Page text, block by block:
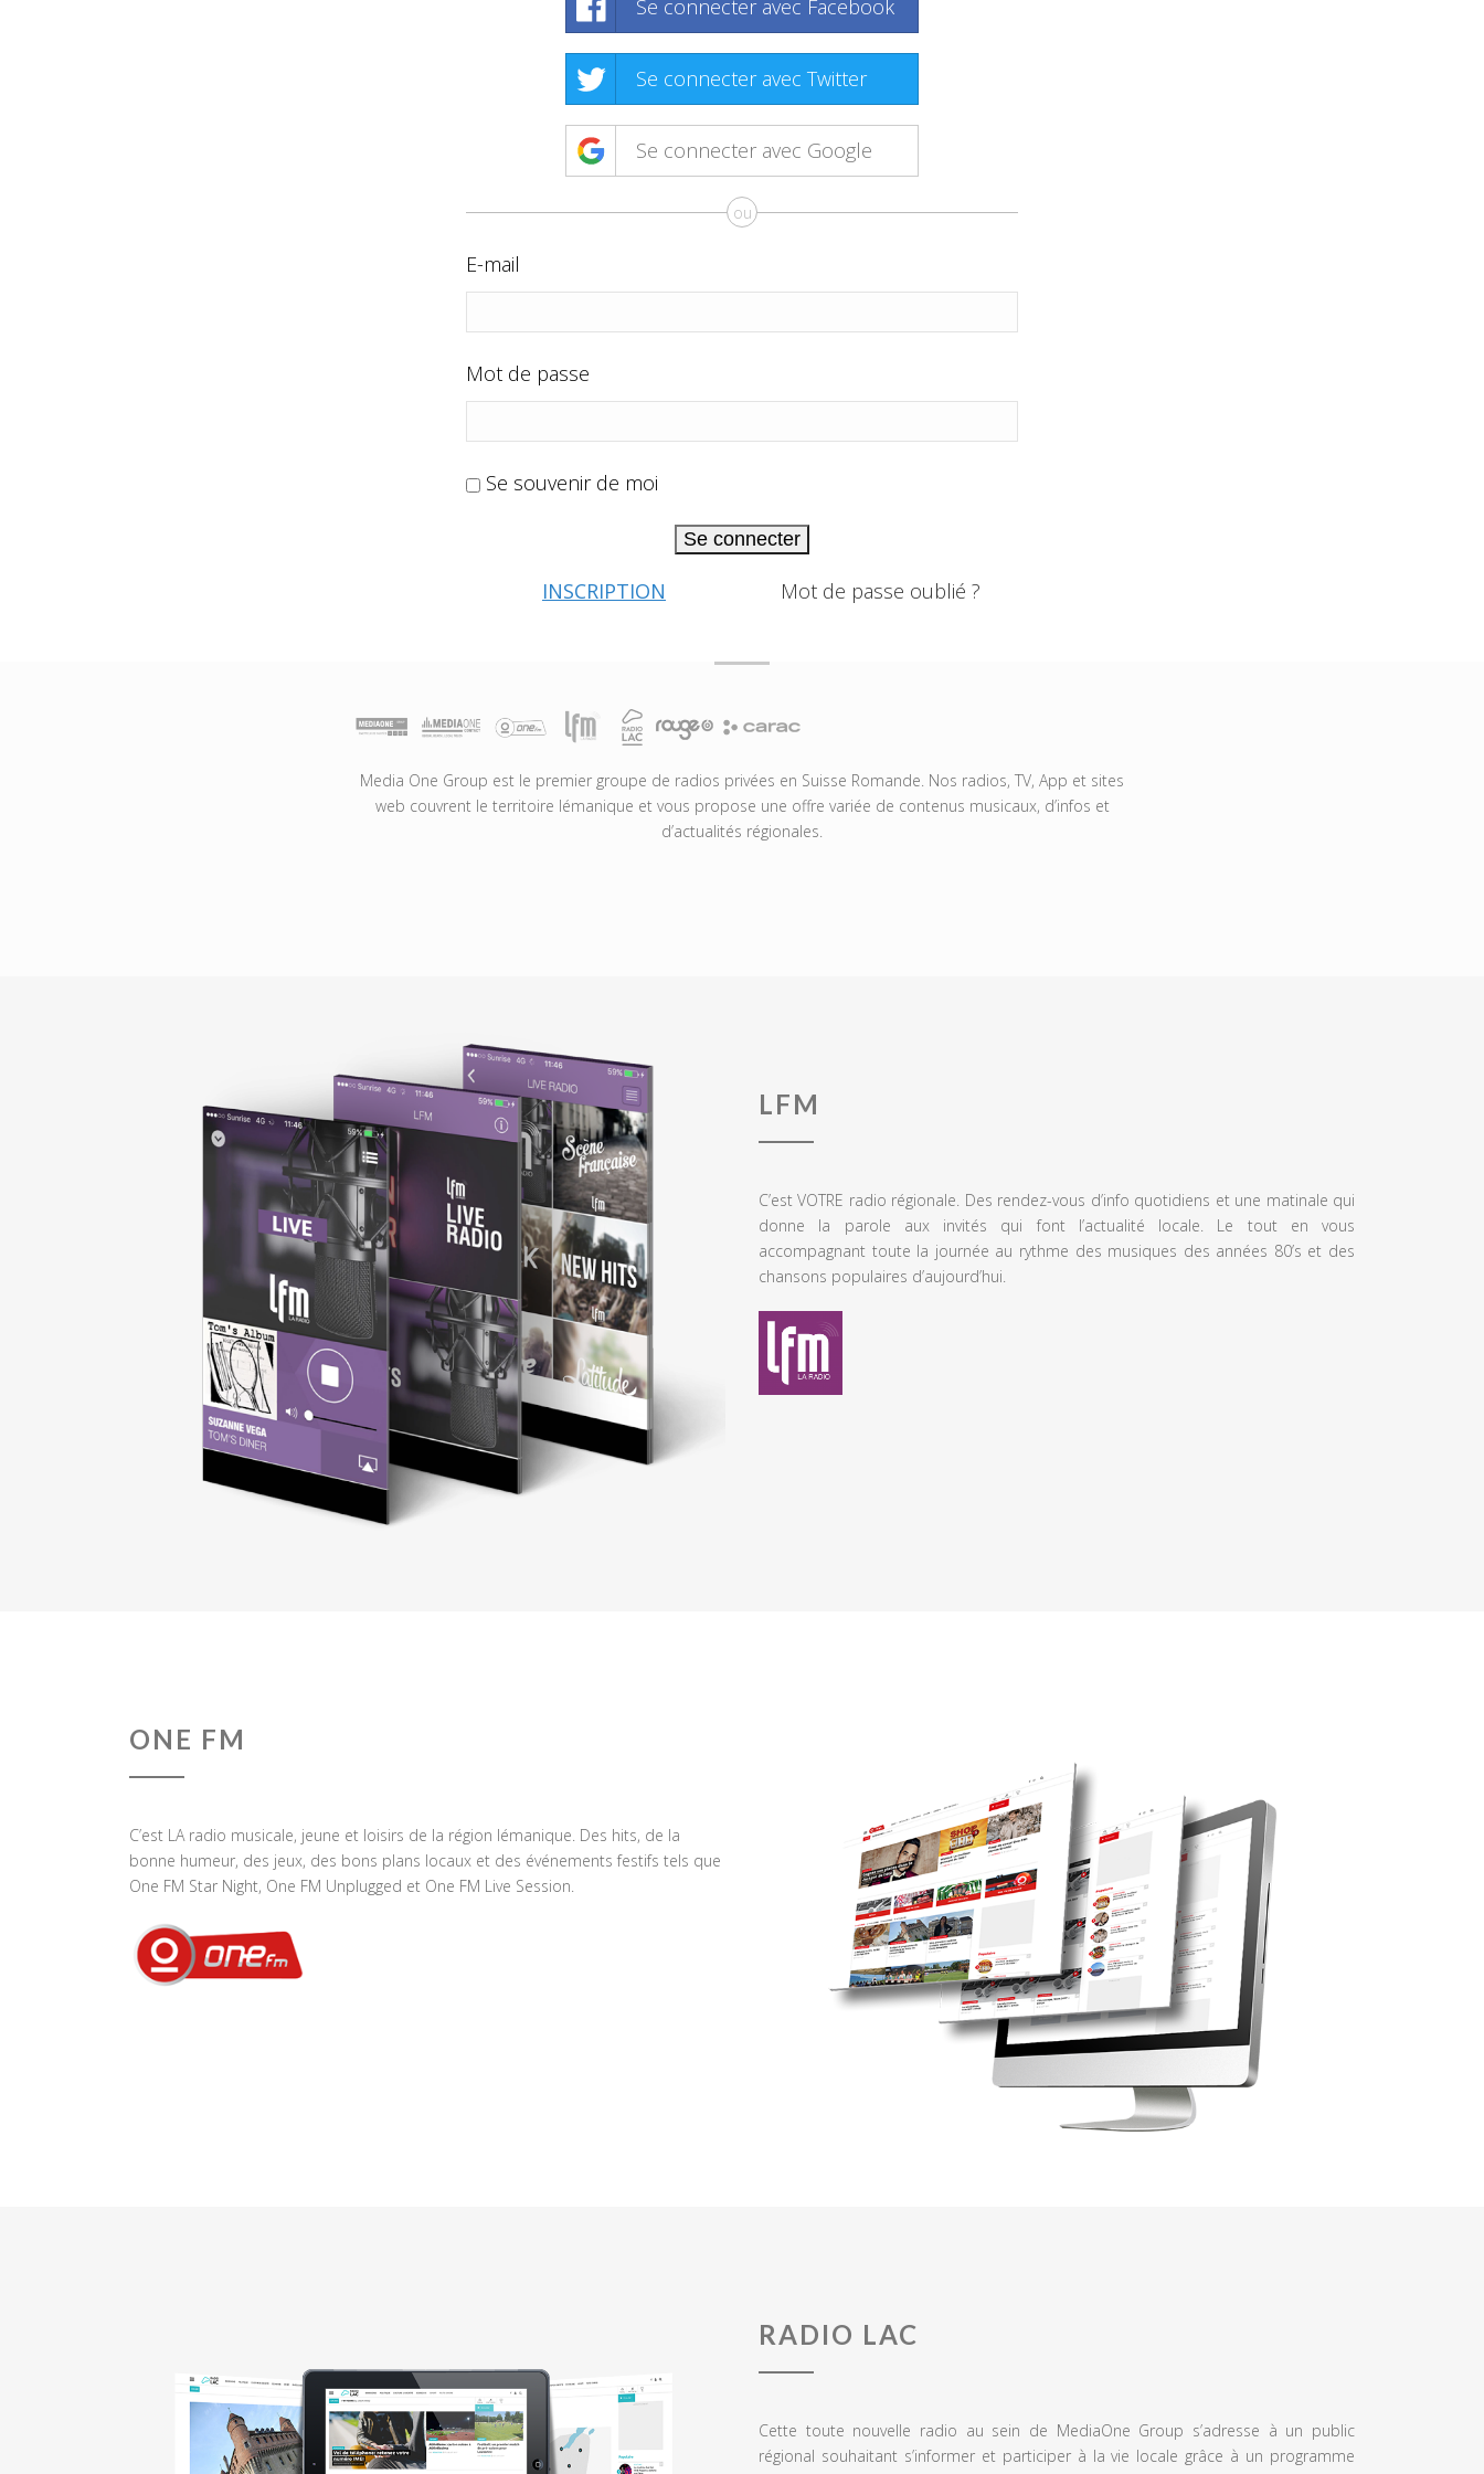
Se connecter avec Facebook
Se connecter avec Twitter
Se connecter avec Google
ou
E-mail
Mot de passe
Se souvenir de moi
Se connecter
INSCRIPTION Mot de passe oublié ?
Media One Group est le premier groupe de radios privées en Suisse Romande. Nos radios, TV, App et sites
web couvrent le territoire lémanique et vous propose une offre variée de contenus musicaux, d’infos et
d’actualités régionales.
LFM
C’est VOTRE radio régionale. Des rendez-vous d’info quotidiens et une matinale qui
donne la parole aux invités qui font l’actualité locale. Le tout en vous
accompagnant toute la journée au rythme des musiques des années 80’s et des
chansons populaires d’aujourd’hui.
ONE FM
C’est LA radio musicale, jeune et loisirs de la région lémanique. Des hits, de la
bonne humeur, des jeux, des bons plans locaux et des événements festifs tels que
One FM Star Night, One FM Unplugged et One FM Live Session.
RADIO LAC
Cette toute nouvelle radio au sein de MediaOne Group s’adresse à un public
régional souhaitant s’informer et participer à la vie locale grâce à un programme